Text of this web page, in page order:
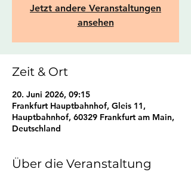
Jetzt andere Veranstaltungen
ansehen
Zeit & Ort
20. Juni 2026, 09:15
Frankfurt Hauptbahnhof, Gleis 11,
Hauptbahnhof, 60329 Frankfurt am Main,
Deutschland
Über die Veranstaltung